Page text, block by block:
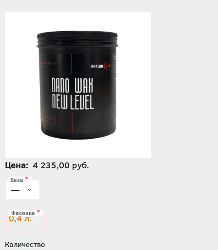
Цена 4 235,00 руб.
База
Фасовка
0,4 л.
Количество